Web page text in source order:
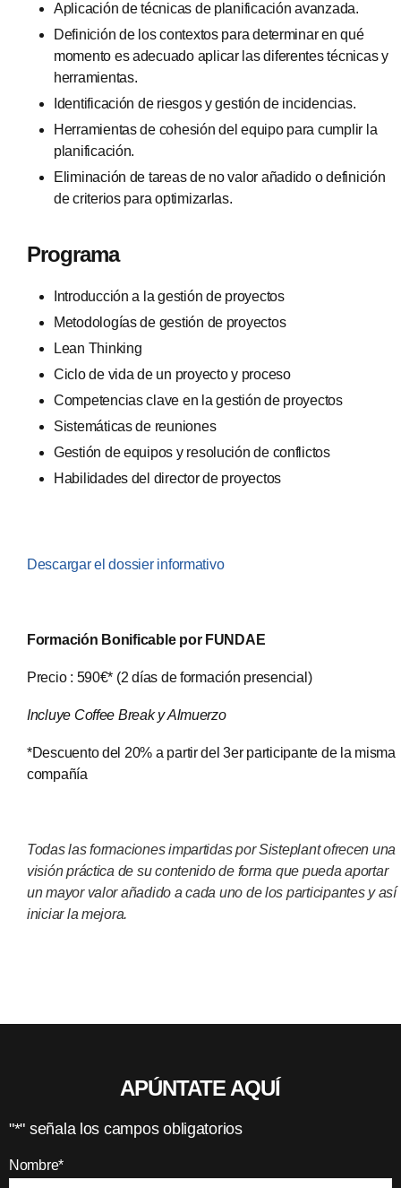
Aplicación de técnicas de planificación avanzada.
Definición de los contextos para determinar en qué
momento es adecuado aplicar las diferentes técnicas y
herramientas.
Identificación de riesgos y gestión de incidencias.
Herramientas de cohesión del equipo para cumplir la
planificación.
Eliminación de tareas de no valor añadido o definición
de criterios para optimizarlas.
Programa
Introducción a la gestión de proyectos
Metodologías de gestión de proyectos
Lean Thinking
Ciclo de vida de un proyecto y proceso
Competencias clave en la gestión de proyectos
Sistemáticas de reuniones
Gestión de equipos y resolución de conflictos
Habilidades del director de proyectos
Descargar el dossier informativo
Formación Bonificable por FUNDAE
Precio : 590€* (2 días de formación presencial)
Incluye Coffee Break y Almuerzo
*Descuento del 20% a partir del 3er participante de la misma
compañía
Todas las formaciones impartidas por Sisteplant ofrecen una
visión práctica de su contenido de forma que pueda aportar
un mayor valor añadido a cada uno de los participantes y así
iniciar la mejora.
APÚNTATE AQUÍ
"*" señala los campos obligatorios
Nombre*